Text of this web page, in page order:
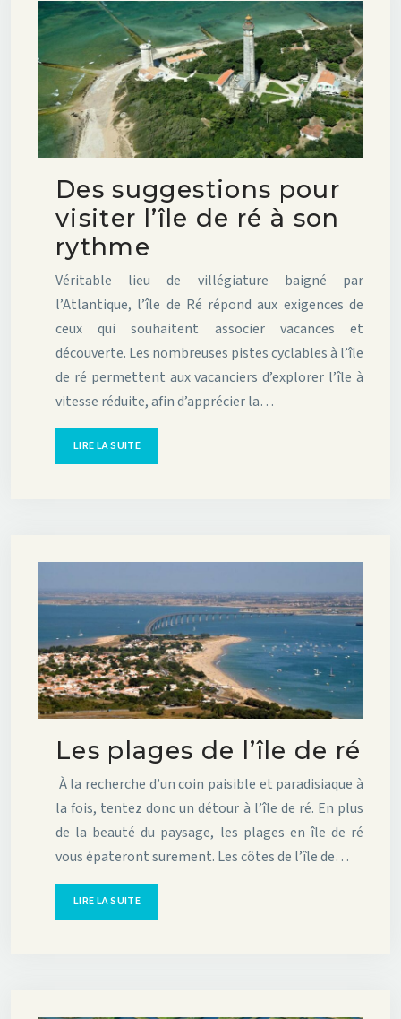
Des suggestions pour
visiter l’île de ré à son
rythme
Véritable lieu de villégiature baigné par
l’Atlantique, l’île de Ré répond aux exigences de
ceux qui souhaitent associer vacances et
découverte. Les nombreuses pistes cyclables à l’île
de ré permettent aux vacanciers d’explorer l’île à
vitesse réduite, afin d’apprécier la…
LIRE LA SUITE
Les plages de l’île de ré
À la recherche d’un coin paisible et paradisiaque à
la fois, tentez donc un détour à l’île de ré. En plus
de la beauté du paysage, les plages en île de ré
vous épateront surement. Les côtes de l’île de…
LIRE LA SUITE